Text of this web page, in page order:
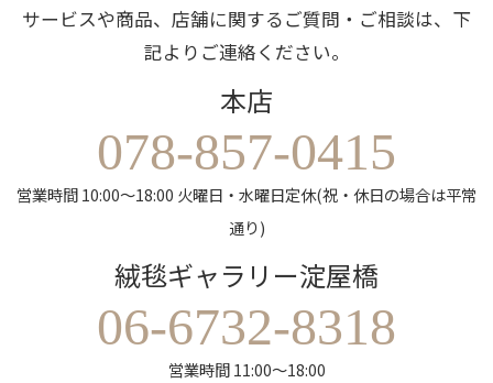
サービスや商品、店舗に関するご質問・ご相談は、下
記よりご連絡ください。
本店
078-857-0415
営業時間 10:00～18:00 火曜日・水曜日定休(祝・休日の場合は平常
通り)
絨毯ギャラリー淀屋橋
06-6732-8318
営業時間 11:00～18:00